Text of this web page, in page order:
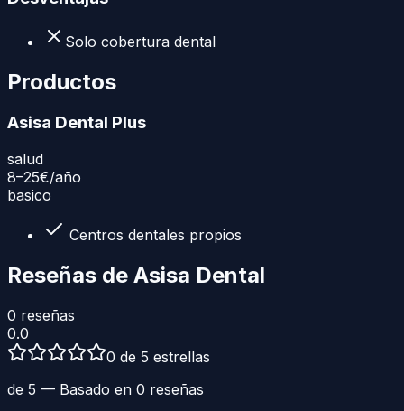
Solo cobertura dental
Productos
Asisa Dental Plus
salud
8–25€/año
basico
Centros dentales propios
Reseñas de Asisa Dental
0 reseñas
0.0
0 de 5 estrellas
de 5 — Basado en 0 reseñas